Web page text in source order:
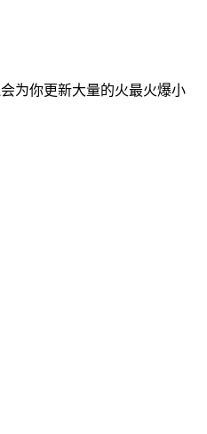
为你更新大量的火最火爆小